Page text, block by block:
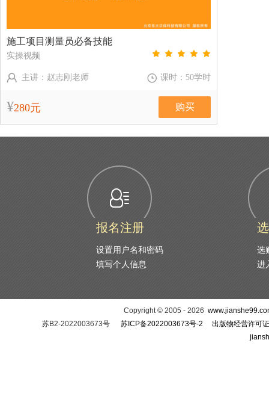
课程介绍：该课程主要讲解施工项目测量员必备技
能
施工项目测量员必备技能
实操视频
主讲：赵志刚老师 课时：50学时
¥280元 购买
报名注册
设置用户名和密码
填写个人信息
选
进
Copyright©2005 - 2026
苏B2-2022003673号 苏ICP备2022003673号-2
出版物经营许可证